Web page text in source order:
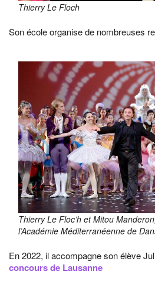
Thierry Le Floch
Son école organise de nombreuses
Thierry Le Floc’h et Mitou
l’Académie Méditerranéenne de
En 2022, il accompagne son élève
concours de Lausanne